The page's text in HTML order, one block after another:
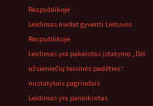
Respublikoje
Leidimas nuolat gyventi Lietuvos
Respublikoje
Leidimas yra pakeistas įstatymo „Dėl
užsieniečių teisinės padėties“
nustatytais pagrindais
Leidimas yra panaikintas